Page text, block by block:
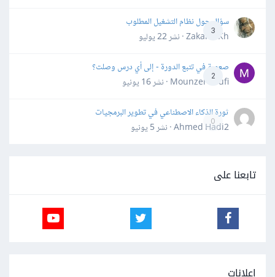
3
سؤال حول نظام التشغيل المطلوب
Zakaria Kh · نشر
22 يوليو
2
صعوبة في تتبع الدورة - إلى أي درس وصلت؟
Mounzer Soufi · نشر
16 يونيو
0
ثورة الذكاء الاصطناعي في تطوير البرمجيات
Ahmed Hadi2 · نشر
5 يونيو
تابعنا على
إعلانات